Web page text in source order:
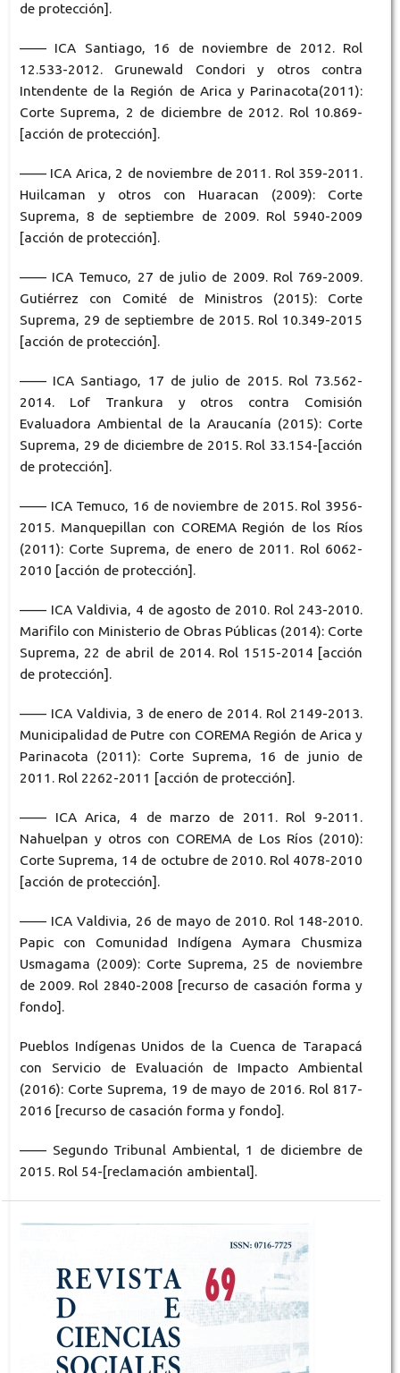
de protección].
—— ICA Santiago, 16 de noviembre de 2012. Rol
12.533-2012. Grunewald Condori y otros contra
Intendente de la Región de Arica y Parinacota(2011):
Corte Suprema, 2 de diciembre de 2012. Rol 10.869-
[acción de protección].
—— ICA Arica, 2 de noviembre de 2011. Rol 359-2011.
Huilcaman y otros con Huaracan (2009): Corte
Suprema, 8 de septiembre de 2009. Rol 5940-2009
[acción de protección].
—— ICA Temuco, 27 de julio de 2009. Rol 769-2009.
Gutiérrez con Comité de Ministros (2015): Corte
Suprema, 29 de septiembre de 2015. Rol 10.349-2015
[acción de protección].
—— ICA Santiago, 17 de julio de 2015. Rol 73.562-
2014. Lof Trankura y otros contra Comisión
Evaluadora Ambiental de la Araucanía (2015): Corte
Suprema, 29 de diciembre de 2015. Rol 33.154-[acción
de protección].
—— ICA Temuco, 16 de noviembre de 2015. Rol 3956-
2015. Manquepillan con COREMA Región de los Ríos
(2011): Corte Suprema, de enero de 2011. Rol 6062-
2010 [acción de protección].
—— ICA Valdivia, 4 de agosto de 2010. Rol 243-2010.
Marifilo con Ministerio de Obras Públicas (2014): Corte
Suprema, 22 de abril de 2014. Rol 1515-2014 [acción
de protección].
—— ICA Valdivia, 3 de enero de 2014. Rol 2149-2013.
Municipalidad de Putre con COREMA Región de Arica y
Parinacota (2011): Corte Suprema, 16 de junio de
2011. Rol 2262-2011 [acción de protección].
—— ICA Arica, 4 de marzo de 2011. Rol 9-2011.
Nahuelpan y otros con COREMA de Los Ríos (2010):
Corte Suprema, 14 de octubre de 2010. Rol 4078-2010
[acción de protección].
—— ICA Valdivia, 26 de mayo de 2010. Rol 148-2010.
Papic con Comunidad Indígena Aymara Chusmiza
Usmagama (2009): Corte Suprema, 25 de noviembre
de 2009. Rol 2840-2008 [recurso de casación forma y
fondo].
Pueblos Indígenas Unidos de la Cuenca de Tarapacá
con Servicio de Evaluación de Impacto Ambiental
(2016): Corte Suprema, 19 de mayo de 2016. Rol 817-
2016 [recurso de casación forma y fondo].
—— Segundo Tribunal Ambiental, 1 de diciembre de
2015. Rol 54-[reclamación ambiental].